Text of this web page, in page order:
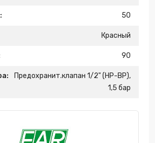
50
Красный
90
Предохранит.клапан 1/2" (НР-ВР),
1,5 бар